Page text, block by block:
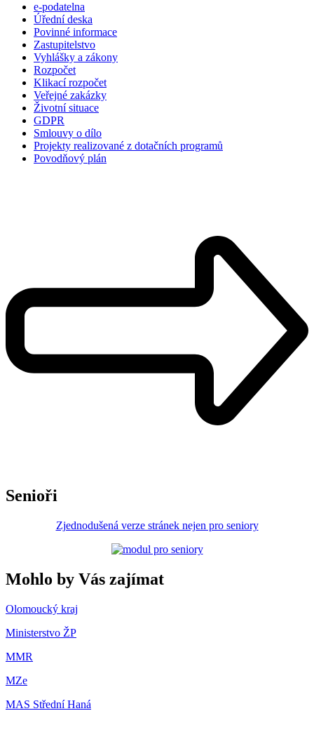
e-podatelna
Úřední deska
Povinné informace
Zastupitelstvo
Vyhlášky a zákony
Rozpočet
Klikací rozpočet
Veřejné zakázky
Životní situace
GDPR
Smlouvy o dílo
Projekty realizované z dotačních programů
Povodňový plán
Senioři
Zjednodušená verze stránek nejen pro seniory
Mohlo by Vás zajímat
Olomoucký kraj
Ministerstvo ŽP
MMR
MZe
MAS Střední Haná